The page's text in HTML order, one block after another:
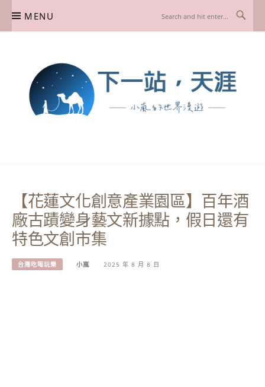
MENU
【花蓮文化創意產業園區】百年酒
廠古蹟變身藝文新據點，假日還有
特色文創市集
台灣吃喝玩樂 小嵐 2025 年 8 月 8 日